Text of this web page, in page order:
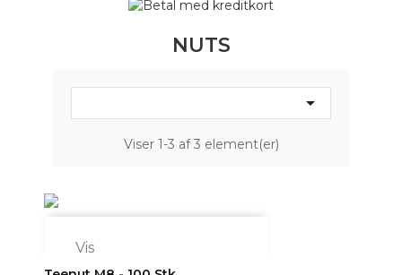
NUTS

Viser 1-3 af 3 element(er)
Vis